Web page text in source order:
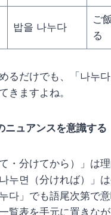
밥을 나누다
ご
る
るだけでも、「나누
きますよね。
ュアンスを意識する
・分けてから）」は
누면（分ければ）」
다」でも語尾次第で
覧表を手元に置きな